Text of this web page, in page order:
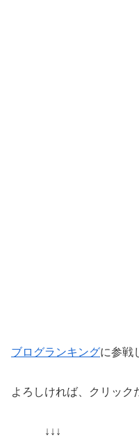
ブログランキングに参戦
よろしければ、クリック
↓↓↓